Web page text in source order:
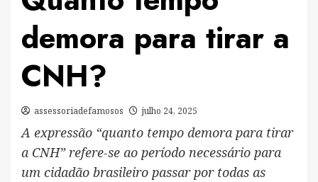
demora para tirar a
CNH?
assessoriadefamosos julho 24, 2025
A expressão “quanto tempo demora para tirar
a CNH” refere-se ao período necessário para
um cidadão brasileiro passar por todas as